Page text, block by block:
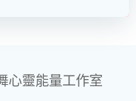
心靈能量工作室